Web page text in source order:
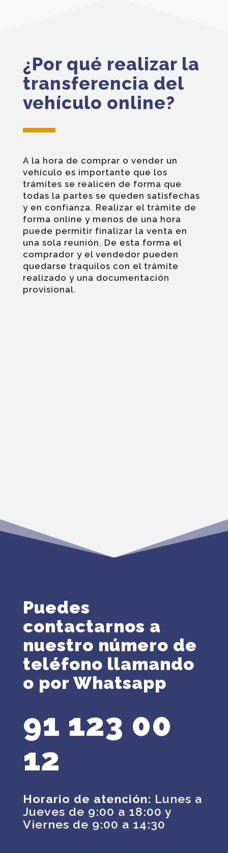
¿Por qué realizar la
transferencia del
vehículo online?
A la hora de comprar o vender un
vehículo es importante que los
trámites se realicen de forma que
todas la partes se queden satisfechas
y en confianza. Realizar el trámite de
forma online y menos de una hora
puede permitir finalizar la venta en
una sola reunión. De esta forma el
comprador y el vendedor pueden
quedarse traquilos con el trámite
realizado y una documentación
provisional.
Puedes
contactarnos a
nuestro número de
teléfono llamando
o por Whatsapp
91 123 00
12
Horario de atención: Lunes a
Jueves de 9:00 a 18:00 y
Viernes de 9:00 a 14:30